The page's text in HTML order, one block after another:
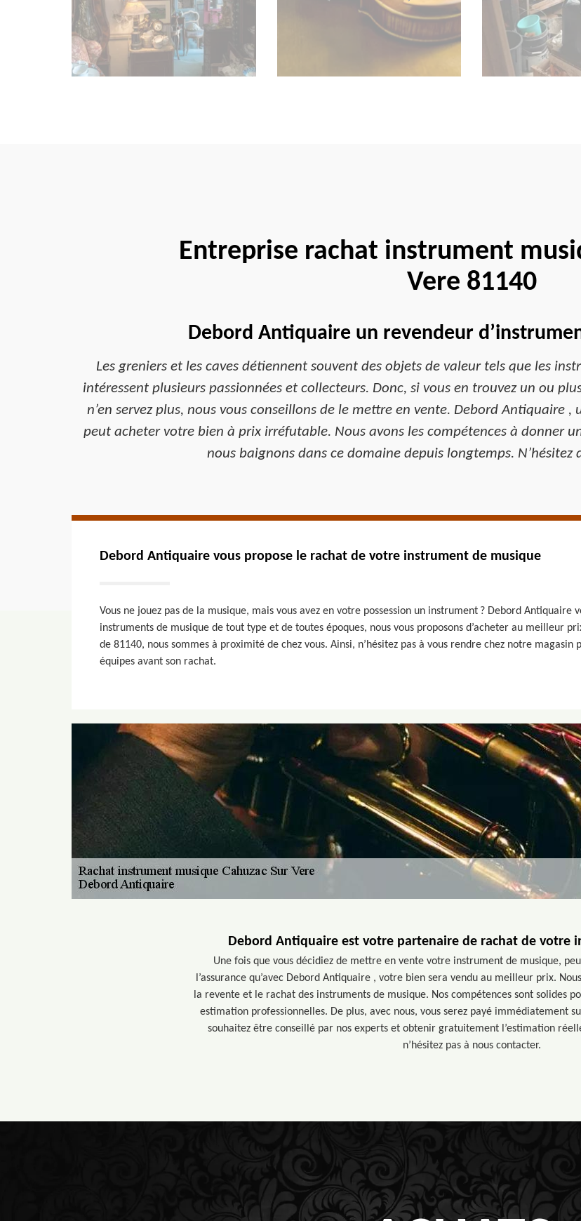
Entreprise rachat instrument
Vere 81140
Debord Antiquaire un revendeur
Les greniers et les caves détiennent souvent des objets de valeur tels que les
intéressent plusieurs passionnées et collecteurs. Donc, si vous en trouvez un ou
n’en servez plus, nous vous conseillons de le mettre en vente. Debord Antiquaire ,
peut acheter votre bien à prix irréfutable. Nous avons les compétences à donner
nous baignons dans ce domaine depuis longtemps. N’hésitez
Debord Antiquaire vous propose le rachat de votre instrument de musique
Vous ne jouez pas de la musique, mais vous avez en votre possession un instrument ? Debord Antiquaire
instruments de musique de tout type et de toutes époques, nous vous proposons d’acheter au meilleur
de 81140, nous sommes à proximité de chez vous. Ainsi, n’hésitez pas à vous rendre chez notre
équipes avant son rachat.
Debord Antiquaire est votre partenaire de rachat de votre
Une fois que vous décidiez de mettre en vente votre instrument de musique,
l’assurance qu’avec Debord Antiquaire , votre bien sera vendu au meilleur prix.
la revente et le rachat des instruments de musique. Nos compétences sont solides
estimation professionnelles. De plus, avec nous, vous serez payé immédiatement
souhaitez être conseillé par nos experts et obtenir gratuitement l’estimation
n’hésitez pas à nous contacter.